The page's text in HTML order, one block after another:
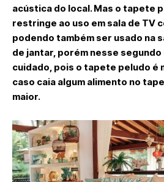
acústica do local. Mas o tapete
restringe ao uso em sala de TV
podendo também ser usado na
de jantar, porém nesse
cuidado, pois o tapete peludo é
caso caia algum alimento no
maior.